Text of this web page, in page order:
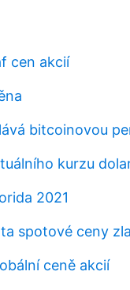
cen akcií
bitcoinovou
kurzu
2021
spotové ceny
ceně akcií